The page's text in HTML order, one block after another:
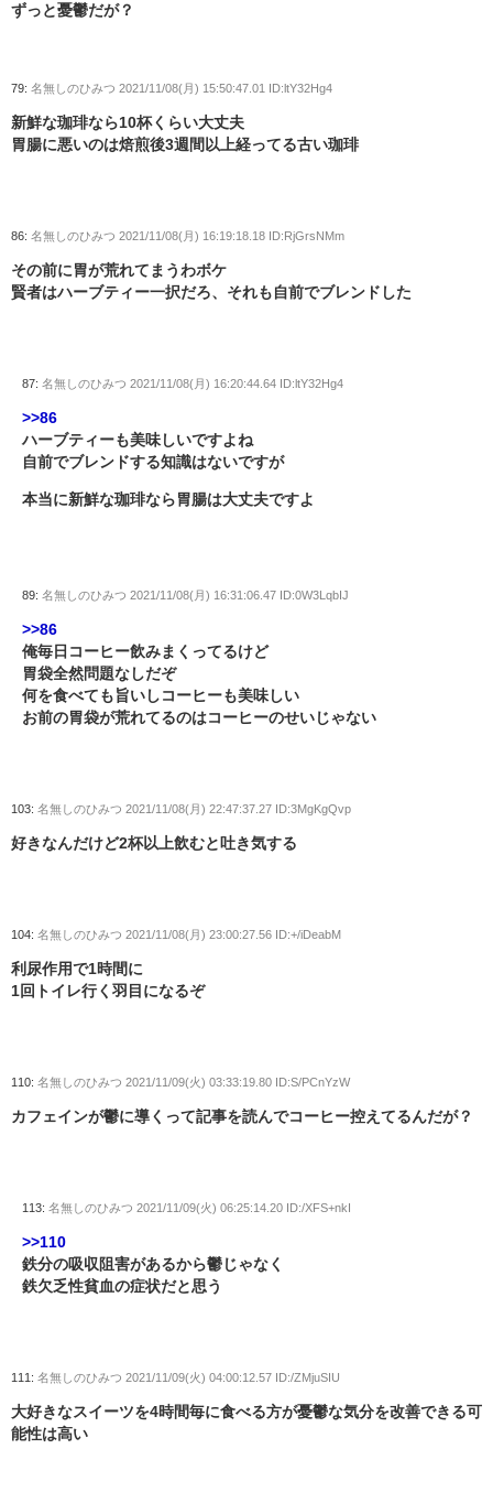
ずっと憂鬱だが？
79: 名無しのひみつ 2021/11/08(月) 15:50:47.01 ID:ltY32Hg4
新鮮な珈琲なら10杯くらい大丈夫
胃腸に悪いのは焙煎後3週間以上経ってる古い珈琲
86: 名無しのひみつ 2021/11/08(月) 16:19:18.18 ID:RjGrsNMm
その前に胃が荒れてまうわボケ
賢者はハーブティー一択だろ、それも自前でブレンドした
87: 名無しのひみつ 2021/11/08(月) 16:20:44.64 ID:ltY32Hg4
>>86
ハーブティーも美味しいですよね
自前でブレンドする知識はないですが
本当に新鮮な珈琲なら胃腸は大丈夫ですよ
89: 名無しのひみつ 2021/11/08(月) 16:31:06.47 ID:0W3LqbIJ
>>86
俺毎日コーヒー飲みまくってるけど
胃袋全然問題なしだぞ
何を食べても旨いしコーヒーも美味しい
お前の胃袋が荒れてるのはコーヒーのせいじゃない
103: 名無しのひみつ 2021/11/08(月) 22:47:37.27 ID:3MgKgQvp
好きなんだけど2杯以上飲むと吐き気する
104: 名無しのひみつ 2021/11/08(月) 23:00:27.56 ID:+/iDeabM
利尿作用で1時間に
1回トイレ行く羽目になるぞ
110: 名無しのひみつ 2021/11/09(火) 03:33:19.80 ID:S/PCnYzW
カフェインが鬱に導くって記事を読んでコーヒー控えてるんだが？
113: 名無しのひみつ 2021/11/09(火) 06:25:14.20 ID:/XFS+nkI
>>110
鉄分の吸収阻害があるから鬱じゃなく
鉄欠乏性貧血の症状だと思う
111: 名無しのひみつ 2021/11/09(火) 04:00:12.57 ID:/ZMjuSIU
大好きなスイーツを4時間毎に食べる方が憂鬱な気分を改善できる可
能性は高い